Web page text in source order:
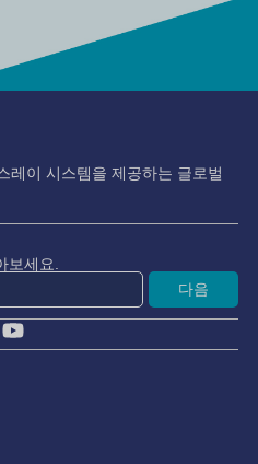
레이 시스템을 제공하는 글로벌
세요.
다음